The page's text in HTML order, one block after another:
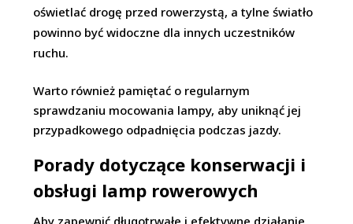
oświetlać drogę przed rowerzystą, a tylne światło
powinno być widoczne dla innych uczestników
ruchu.
Warto również pamiętać o regularnym
sprawdzaniu mocowania lampy, aby uniknąć jej
przypadkowego odpadnięcia podczas jazdy.
Porady dotyczące konserwacji i
obsługi lamp rowerowych
Aby zapewnić długotrwałe i efektywne działanie